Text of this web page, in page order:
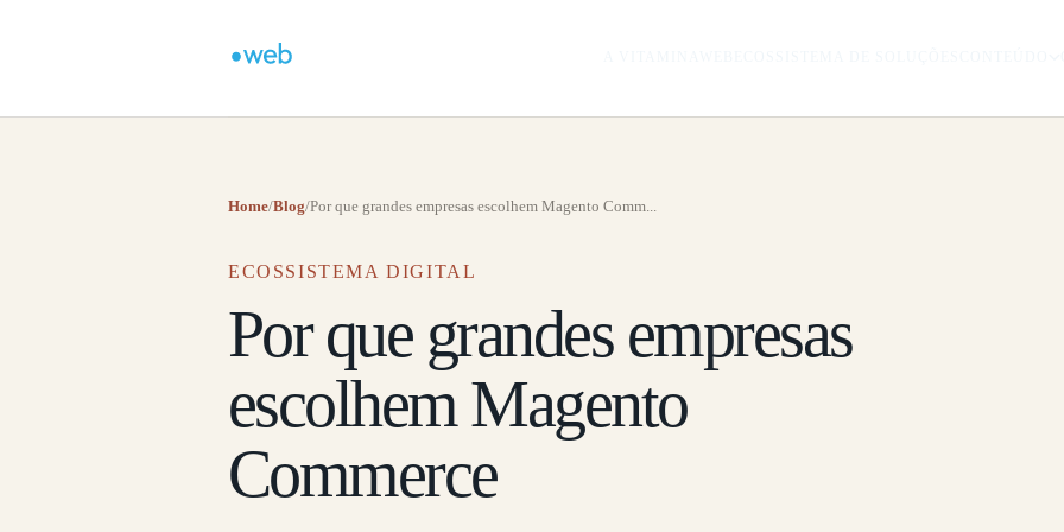
Home/Blog/Por que grandes empresas escolhem Magento Comm...
ECOSSISTEMA DIGITAL
Por que grandes empresas
escolhem Magento
Commerce